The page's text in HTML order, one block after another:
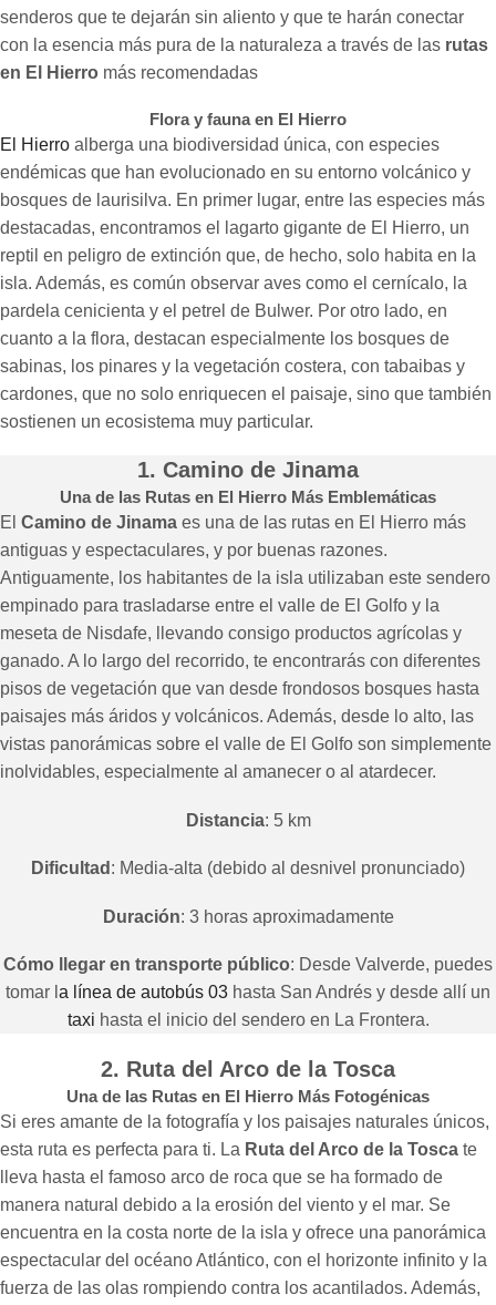
senderos que te dejarán sin aliento y que te harán conectar
con la esencia más pura de la naturaleza a través de las rutas
en El Hierro más recomendadas
Flora y fauna en El Hierro
El Hierro alberga una biodiversidad única, con especies
endémicas que han evolucionado en su entorno volcánico y
bosques de laurisilva. En primer lugar, entre las especies más
destacadas, encontramos el lagarto gigante de El Hierro, un
reptil en peligro de extinción que, de hecho, solo habita en la
isla. Además, es común observar aves como el cernícalo, la
pardela cenicienta y el petrel de Bulwer. Por otro lado, en
cuanto a la flora, destacan especialmente los bosques de
sabinas, los pinares y la vegetación costera, con tabaibas y
cardones, que no solo enriquecen el paisaje, sino que también
sostienen un ecosistema muy particular.
1. Camino de Jinama
Una de las Rutas en El Hierro Más Emblemáticas
El Camino de Jinama es una de las rutas en El Hierro más
antiguas y espectaculares, y por buenas razones.
Antiguamente, los habitantes de la isla utilizaban este sendero
empinado para trasladarse entre el valle de El Golfo y la
meseta de Nisdafe, llevando consigo productos agrícolas y
ganado. A lo largo del recorrido, te encontrarás con diferentes
pisos de vegetación que van desde frondosos bosques hasta
paisajes más áridos y volcánicos. Además, desde lo alto, las
vistas panorámicas sobre el valle de El Golfo son simplemente
inolvidables, especialmente al amanecer o al atardecer.
Distancia: 5 km
Dificultad : Media-alta (debido al desnivel pronunciado)
Duración: 3 horas aproximadamente
Cómo llegar en transporte público: Desde Valverde, puedes
tomar l a línea de autobús 03 hasta San Andrés y desde allí un
taxi hasta el inicio del sendero en La Frontera.
2. Ruta del Arco de la Tosca
Una de las Rutas en El Hierro Más Fotogénicas
Si eres amante de la fotografía y los paisajes naturales únicos,
esta ruta es perfecta para ti. La Ruta del Arco de la Tosca te
lleva hasta el famoso arco de roca que se ha formado de
manera natural debido a la erosión del viento y el mar. Se
encuentra en la costa norte de la isla y ofrece una panorámica
espectacular del océano Atlántico, con el horizonte infinito y la
fuerza de las olas rompiendo contra los acantilados. Además,